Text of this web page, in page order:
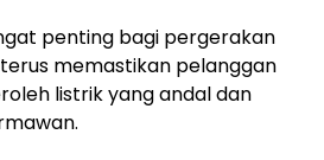
penting bagi pergerakan
memastikan pelanggan
listrik yang andal dan